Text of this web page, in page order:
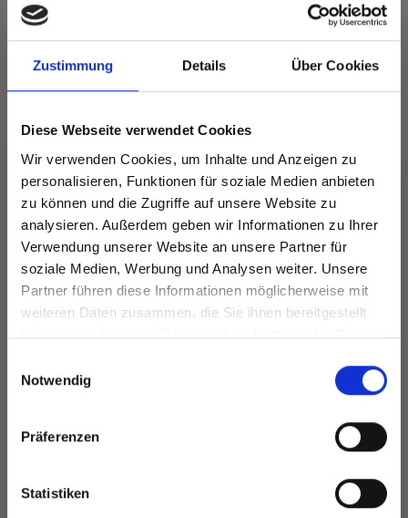
Zustimmung Details Über Cookies
Diese Webseite verwendet Cookies
Wir verwenden Cookies, um Inhalte und Anzeigen zu
personalisieren, Funktionen für soziale Medien anbieten
zu können und die Zugriffe auf unsere Website zu
analysieren. Außerdem geben wir Informationen zu Ihrer
Verwendung unserer Website an unsere Partner für
soziale Medien, Werbung und Analysen weiter. Unsere
Partner führen diese Informationen möglicherweise mit
weiteren Daten zusammen, die Sie ihnen bereitgestellt
haben oder die sie im Rahmen Ihrer Nutzung der Dienste
Notwendig
Präferenzen
Statistiken
ansehen
Alle Optionen
ansehen
ANDERE HABEN SICH AUCH ANGESEHEN
EUR 1.90
Spare bis zu 50%
und erhalte exklusiven Zugang zu